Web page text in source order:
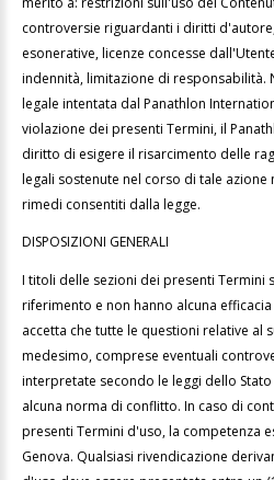
controversie riguardanti i diritti
esonerative, licenze concesse
indennità, limitazione di responsabilità.
legale intentata dal Panathlon
violazione dei presenti Termini, il
diritto di esigere il risarcimento delle
legali sostenute nel corso di tale azione
rimedi consentiti dalla legge.
DISPOSIZIONI GENERALI
I titoli delle sezioni dei presenti Termini
riferimento e non hanno alcuna
accetta che tutte le questioni relative al
medesimo, comprese eventuali
interpretate secondo le leggi dello
alcuna norma di conflitto. In caso di
presenti Termini d'uso, la competenza
Genova. Qualsiasi rivendicazione